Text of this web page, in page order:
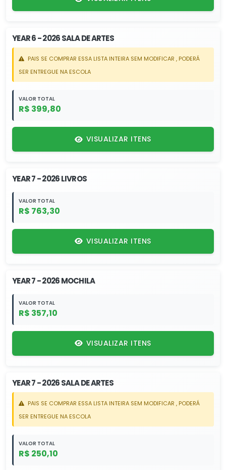
YEAR 6 - 2026 SALA DE ARTES
PAIS SE COMPRAR ESSA LISTA INTEIRA SEM MODIFICAR , PODERÁ
SER ENTREGUE NA ESCOLA
VALOR TOTAL
R$ 399,80
VISUALIZAR ITENS
YEAR 7 - 2026 LIVROS
VALOR TOTAL
R$ 763,30
VISUALIZAR ITENS
YEAR 7 - 2026 MOCHILA
VALOR TOTAL
R$ 357,10
VISUALIZAR ITENS
YEAR 7 - 2026 SALA DE ARTES
PAIS SE COMPRAR ESSA LISTA INTEIRA SEM MODIFICAR , PODERÁ
SER ENTREGUE NA ESCOLA
VALOR TOTAL
R$ 250,10